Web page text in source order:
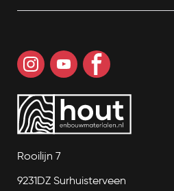
Rooilijn 7
9231DZ Surhuisterveen